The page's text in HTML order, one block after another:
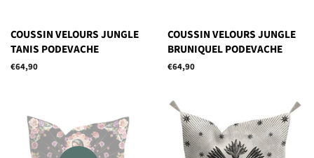
COUSSIN VELOURS JUNGLE
TANIS PODEVACHE
Prix
€64,90
COUSSIN VELOURS JUNGLE
BRUNIQUEL PODEVACHE
Prix
€64,90